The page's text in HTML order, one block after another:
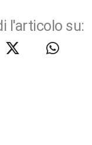
l'articolo su: